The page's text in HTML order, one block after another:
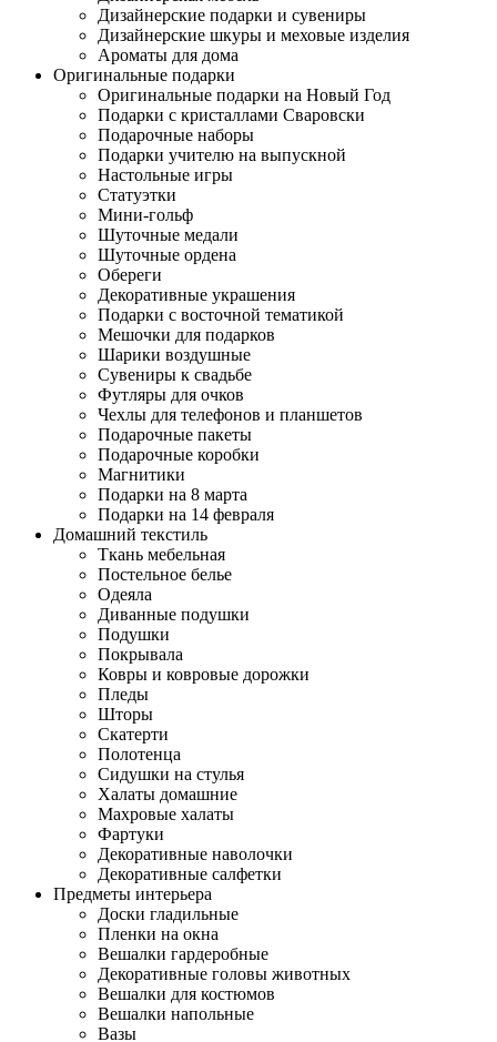
Дизайнерские подарки и сувениры
Дизайнерские шкуры и меховые изделия
Ароматы для дома
Оригинальные подарки
Оригинальные подарки на Новый Год
Подарки с кристаллами Сваровски
Подарочные наборы
Подарки учителю на выпускной
Настольные игры
Статуэтки
Мини-гольф
Шуточные медали
Шуточные ордена
Обереги
Декоративные украшения
Подарки с восточной тематикой
Мешочки для подарков
Шарики воздушные
Сувениры к свадьбе
Футляры для очков
Чехлы для телефонов и планшетов
Подарочные пакеты
Подарочные коробки
Магнитики
Подарки на 8 марта
Подарки на 14 февраля
Домашний текстиль
Ткань мебельная
Постельное белье
Одеяла
Диванные подушки
Подушки
Покрывала
Ковры и ковровые дорожки
Пледы
Шторы
Скатерти
Полотенца
Сидушки на стулья
Халаты домашние
Махровые халаты
Фартуки
Декоративные наволочки
Декоративные салфетки
Предметы интерьера
Доски гладильные
Пленки на окна
Вешалки гардеробные
Декоративные головы животных
Вешалки для костюмов
Вешалки напольные
Вазы